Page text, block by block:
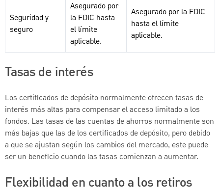
Seguridad y
seguro
Asegurado por
la FDIC hasta
el límite
aplicable.
Asegurado por la FDIC
hasta el límite
aplicable.
Tasas de interés
Los certificados de depósito normalmente ofrecen tasas de
interés más altas para compensar el acceso limitado a los
fondos. Las tasas de las cuentas de ahorros normalmente son
más bajas que las de los certificados de depósito, pero debido
a que se ajustan según los cambios del mercado, este puede
ser un beneficio cuando las tasas comienzan a aumentar.
Flexibilidad en cuanto a los retiros